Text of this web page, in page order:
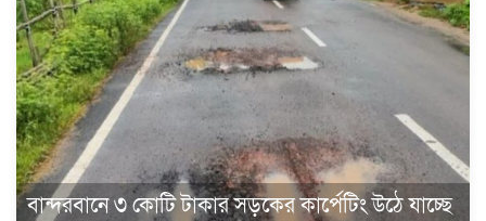
বান্দরবানে ৩ কোটি টাকার সড়কের কার্পেটিং উঠে যাচ্ছে